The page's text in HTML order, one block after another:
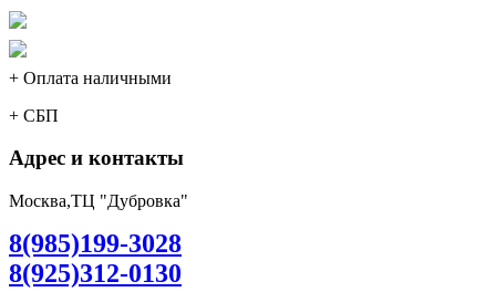
+ Оплата наличными
+ СБП
Адрес и контакты
Москва,ТЦ "Дубровка"
8(985)199-3028
8(925)312-0130